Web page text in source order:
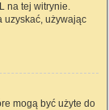
na tej witrynie.
uzyskać, używając
mogą być użyte do